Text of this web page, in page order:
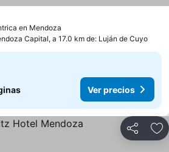
en Mendoza
Capital, a 17.0 km de: Luján de Cuyo
Ver precios
Compartir